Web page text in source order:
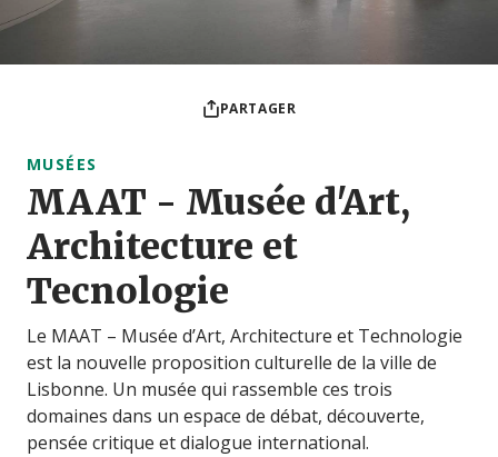
PARTAGER
MUSÉES
MAAT - Musée d'Art,
Architecture et
Tecnologie
Le MAAT – Musée d’Art, Architecture et Technologie
est la nouvelle proposition culturelle de la ville de
Lisbonne. Un musée qui rassemble ces trois
domaines dans un espace de débat, découverte,
pensée critique et dialogue international.